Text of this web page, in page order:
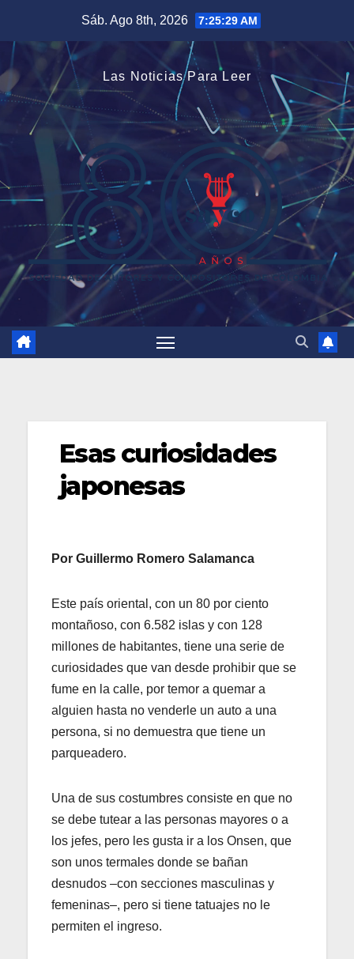
contenido
Sáb. Ago 8th, 2026 7:25:30 AM
Las Noticias Para Leer
Esas curiosidades
japonesas
Por Guillermo Romero Salamanca
Este país oriental, con un 80 por ciento
montañoso, con 6.582 islas y con 128
millones de habitantes, tiene una serie de
curiosidades que van desde prohibir que se
fume en la calle, por temor a quemar a
alguien hasta no venderle un auto a una
persona, si no demuestra que tiene un
parqueadero.
Una de sus costumbres consiste en que no
se debe tutear a las personas mayores o a
los jefes, pero les gusta ir a los Onsen, que
son unos termales donde se bañan
desnudos –con secciones masculinas y
femeninas–, pero si tiene tatuajes no le
permiten el ingreso.